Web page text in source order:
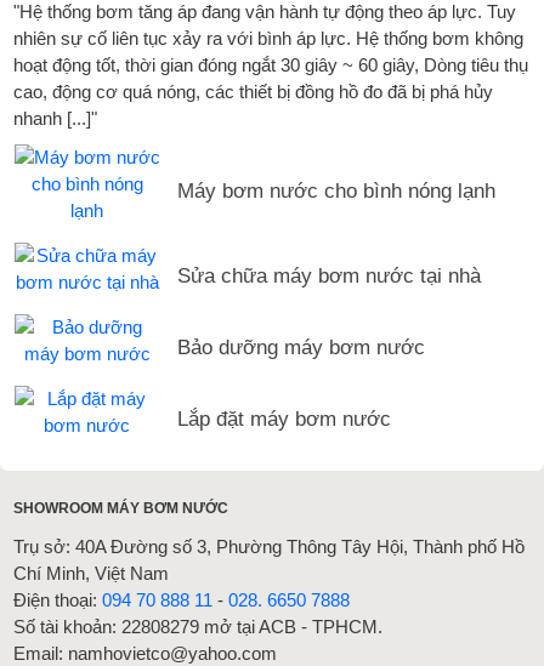
"Hệ thống bơm tăng áp đang vận hành tự động theo áp lực. Tuy
nhiên sự cố liên tục xảy ra với bình áp lực. Hệ thống bơm không
hoạt động tốt, thời gian đóng ngắt 30 giây ~ 60 giây, Dòng tiêu thụ
cao, động cơ quá nóng, các thiết bị đồng hồ đo đã bị phá hủy
nhanh [...]"
Máy bơm nước cho bình nóng lạnh
Sửa chữa máy bơm nước tại nhà
Bảo dưỡng máy bơm nước
Lắp đặt máy bơm nước
SHOWROOM MÁY BƠM NƯỚC
Trụ sở: 40A Đường số 3, Phường Thông Tây Hội, Thành phố Hồ
Chí Minh, Việt Nam
Điện thoại:094 70 888 11 -028. 6650 7888
Số tài khoản: 22808279 mở tại ACB - TPHCM.
Email: namhovietco@yahoo.com